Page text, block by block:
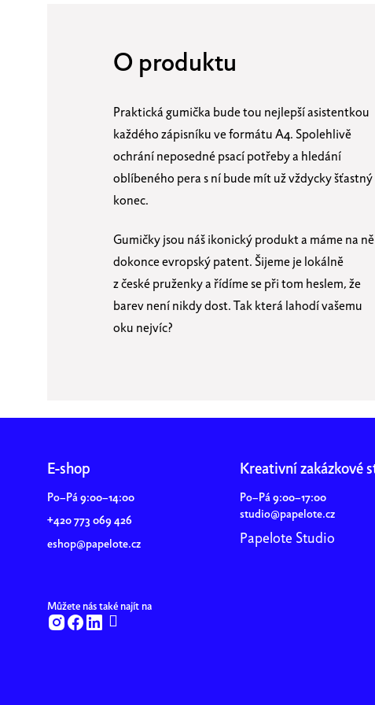
O produktu
Praktická gumička bude tou nejlepší asistentkou
každého zápisníku ve formátu A4. Spolehlivě
ochrání neposedné psací potřeby a hledání
oblíbeného pera s ní bude mít už vždycky šťastný
konec.
Gumičky jsou náš ikonický produkt a máme na ně
dokonce evropský patent. Šijeme je lokálně
z české pruženky a řídíme se při tom heslem, že
barev není nikdy dost. Tak která lahodí vašemu
oku nejvíc?
E-shop
Po–Pá 9:00–14:00
+420 773 069 426
eshop@papelote.cz
Můžete nás také najít na
Kreativní zakázkové
Po–Pá 9:00–17:00
studio@papelote.cz
Papelote Studio